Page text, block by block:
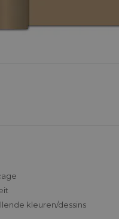
kleuren/dessins